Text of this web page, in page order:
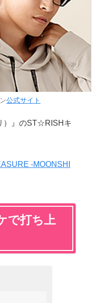
公式サイト
）』のST☆RISHキ
-MOONSHI
で打ち上